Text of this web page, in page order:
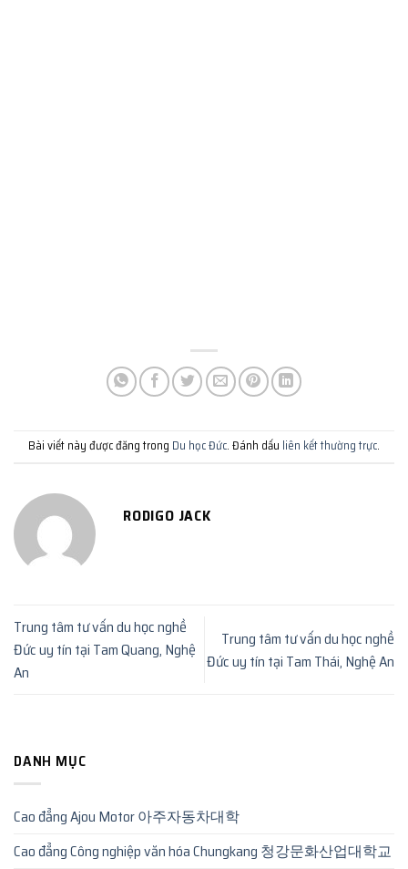
Bài viết này được đăng trong Du học Đức. Đánh dấu liên kết thường trực.
RODIGO JACK
Trung tâm tư vấn du học nghề
Đức uy tín tại Tam Quang, Nghệ
An
Trung tâm tư vấn du học nghề
Đức uy tín tại Tam Thái, Nghệ An
DANH MỤC
Cao đẳng Ajou Motor 아주자동차대학
Cao đẳng Công nghiệp văn hóa Chungkang 청강문화산업대학교